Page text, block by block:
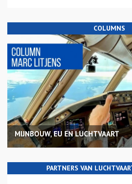
COLUMNS
MIJNBOUW, EU EN LUCHTVAART
PARTNERS VAN